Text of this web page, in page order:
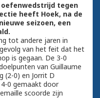
tegen
heeft Hoek, na de
seizoen, een
tot andere jaren in
van het feit dat het
is gegaan. De 3-0
van Guillaume
(2-0) en Jorrit D
0 gemaakt door
scoorde zijn